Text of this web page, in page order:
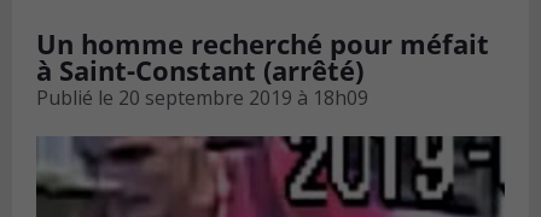
Un homme recherché pour méfait
à Saint-Constant (arrêté)
Publié le 20 septembre 2019 à 18h09